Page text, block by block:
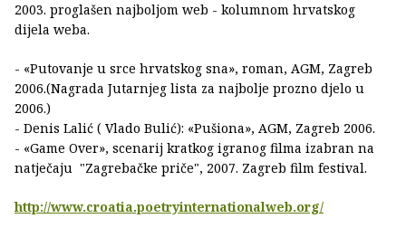
2003. proglašen najboljom web - kolumnom hrvatskog
dijela weba.
- «Putovanje u srce hrvatskog sna», roman, AGM, Zagreb
2006.(Nagrada Jutarnjeg lista za najbolje prozno djelo u
2006.)
- Denis Lalić ( Vlado Bulić): «Pušiona», AGM, Zagreb 2006.
- «Game Over», scenarij kratkog igranog filma izabran na
natječaju "Zagrebačke priče", 2007. Zagreb film festival.
http://www.croatia.poetryinternationalweb.org/